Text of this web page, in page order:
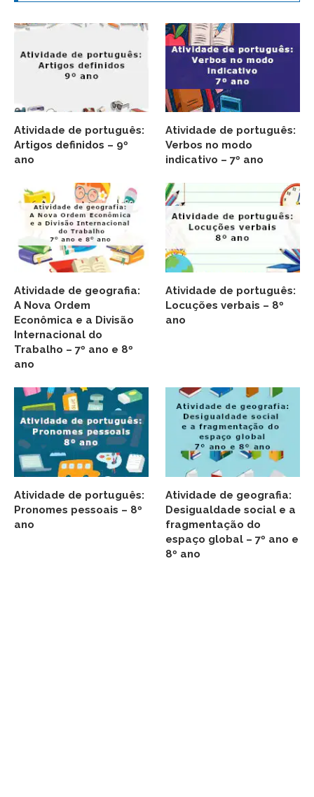
Atividade de português:
Artigos definidos – 9º
ano
Atividade de português:
Verbos no modo
indicativo – 7º ano
Atividade de geografia:
A Nova Ordem
Econômica e a Divisão
Internacional do
Trabalho – 7º ano e 8º
ano
Atividade de português:
Locuções verbais – 8º
ano
Atividade de português:
Pronomes pessoais – 8º
ano
Atividade de geografia:
Desigualdade social e a
fragmentação do
espaço global – 7º ano e
8º ano